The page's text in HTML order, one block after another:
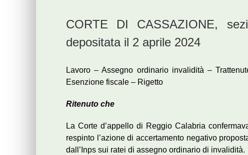
CORTE DI CASSAZIONE,
depositata il 2 aprile 2024
Lavoro – Assegno ordinario invalidità –
Esenzione fiscale – Rigetto
Ritenuto che
La Corte d’appello di Reggio Calabria
respinto l’azione di accertamento negativo
dall’Inps sui ratei di assegno ordinario di invalidità.